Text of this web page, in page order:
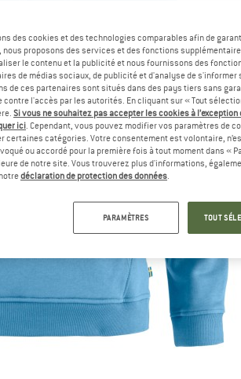
des cookies et des technologies comparables afin de
nous proposons des services et des fonctions
le contenu et la publicité et nous fournissons des
de médias sociaux, de publicité et d'analyse de
de ces partenaires sont situés dans des pays tiers sans
contre l'accès par les autorités. En cliquant sur « Tout
Si vous ne souhaitez pas accepter les cookies à
ici. Cependant, vous pouvez modifier vos paramètres de
certaines catégories. Votre consentement est volontaire,
ou accordé pour la première fois à tout moment dans «
de notre site. Vous trouverez plus d'informations,
déclaration de protection des données.
PARAMÈTRES TOUT